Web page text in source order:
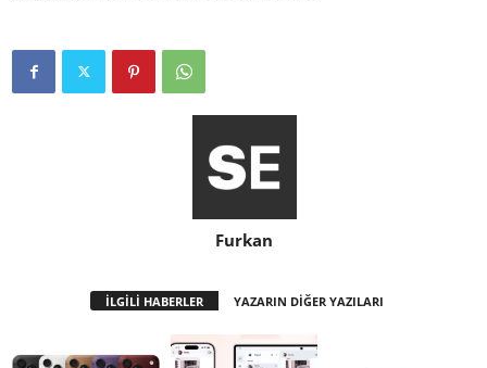
Furkan
İLGİLİ HABERLER YAZARIN DİĞER YAZILARI